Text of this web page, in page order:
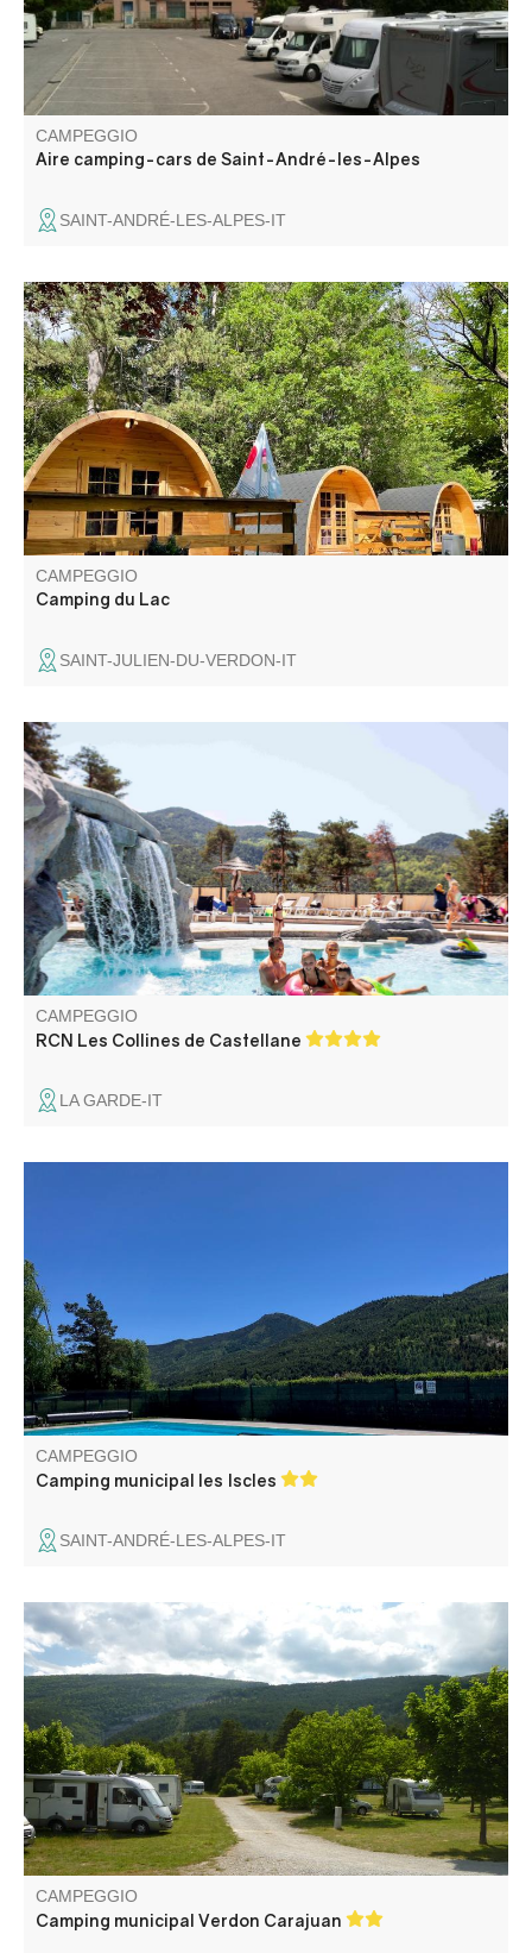
CAMPEGGIO
Aire camping-cars de Saint-André-les-Alpes
SAINT-ANDRÉ-LES-ALPES-IT
Il Camping du Lac è un piccolo campeggio a conduzione
familiare situato a 500 m dal lago, che offre confortevoli
eco-chalet, snack bar, colazioni e facile accesso alle
attività all'aria aperta (paddle, bicicletta).
CAMPEGGIO
Camping du Lac
SAINT-JULIEN-DU-VERDON-IT
A 6 km da Castellane, in direzione di Grasse, scoprite il
nostro campeggio 4 stelle.
CAMPEGGIO
RCN Les Collines de Castellane
LA GARDE-IT
CAMPEGGIO
Camping municipal les Iscles
SAINT-ANDRÉ-LES-ALPES-IT
Situato in posizione ideale sulle rive del Verdon, un
campeggio naturale senza bungalow, su 4 ettari, in
località Carajuan.
CAMPEGGIO
Camping municipal Verdon Carajuan